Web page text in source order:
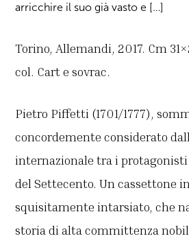
arricchire il suo già vasto e […]
Torino, Allemandi, 2017. Cm
col. Cart e sovrac.
Pietro Piffetti (1701/1777),
concordemente considerato
internazionale tra i protagonisti
del Settecento. Un cassettone
squisitamente intarsiato, che
storia di alta committenza